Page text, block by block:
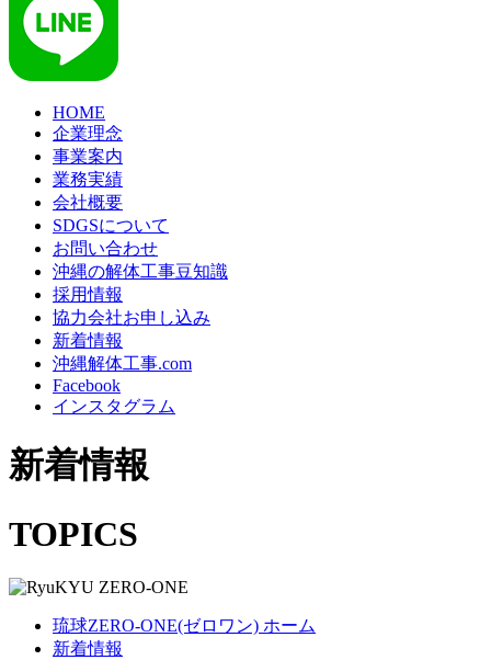
HOME
企業理念
事業案内
業務実績
会社概要
SDGSについて
お問い合わせ
沖縄の解体工事豆知識
採用情報
協力会社お申し込み
新着情報
沖縄解体工事.com
Facebook
インスタグラム
新着情報
TOPICS
琉球ZERO-ONE(ゼロワン) ホーム
新着情報